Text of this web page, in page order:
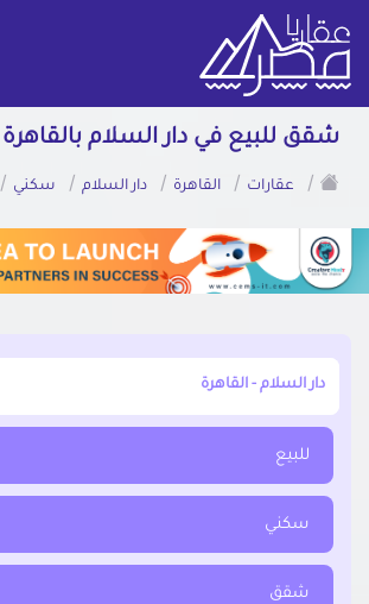
شقق للبيع في دار السلام بالقاهرة
/
عقارات / القاهرة / دار السلام / سكني /
أبحث عن مدينة, محافظة, حي
للبيع
سكني
شقق